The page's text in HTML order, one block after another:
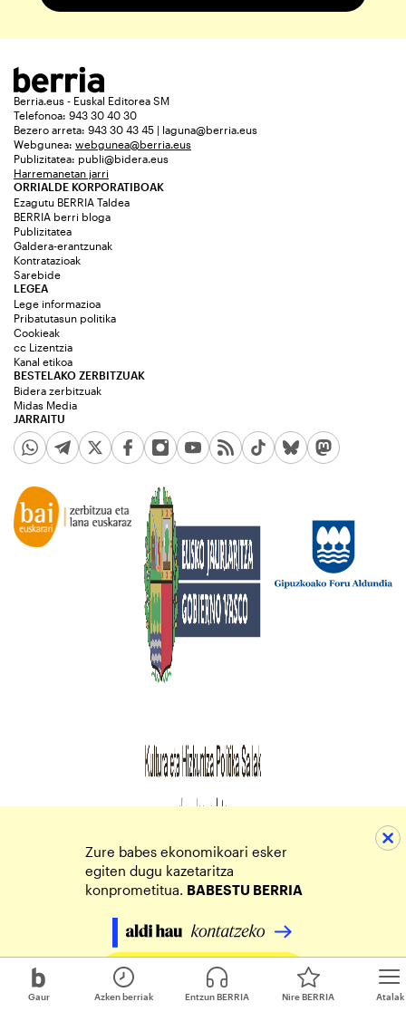
Gaur Atalak
Azken berriak Entzun BERRIA Nire BERRIA
Berria.eus - Euskal Editorea SM
Telefonoa: 943 30 40 30
Bezero arreta: 943 30 43 45 | laguna@berria.eus
Webgunea: webgunea@berria.eus
Publizitatea: publi@bidera.eus
Harremanetan jarri
ORRIALDE KORPORATIBOAK
Ezagutu BERRIA Taldea
BERRIA berri bloga
Publizitatea
Galdera-erantzunak
Kontratazioak
Sarebide
JARRAITU
LEGEA
Lege informazioa
Pribatutasun politika
Cookieak
cc Lizentzia
Kanal etikoa
BESTELAKO ZERBITZUAK
Bidera zerbitzuak
Midas Media
Zure babes ekonomikoari esker
egiten dugu kazetaritza
konprometitua. BABESTU BERRIA
Egin zure ekarpena